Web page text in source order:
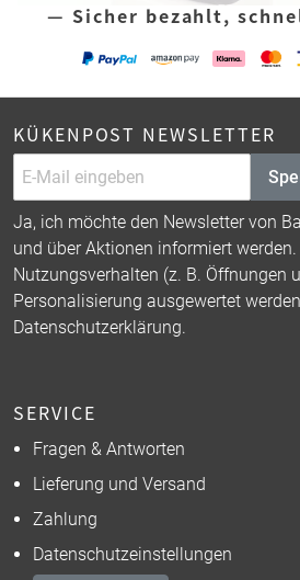
— Sicher bezahlt,
KÜKENPOST NEWSLETTER
Ja, ich möchte den Newsletter von
und über Aktionen informiert
Nutzungsverhalten (z. B. Öffnungen
Personalisierung ausgewertet
Datenschutzerklärung.
SERVICE
Fragen & Antworten
Lieferung und Versand
Zahlung
Datenschutzeinstellungen